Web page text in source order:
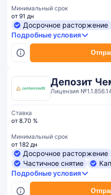
Минимальный срок
от 91 дн
Досрочное расторжение
Подробные условия
Депозит
Лицензия
Ставка
от 8.70 %
Минимальный срок
от 182 дн
Досрочное расторжение
Частичное снятие
Подробные условия